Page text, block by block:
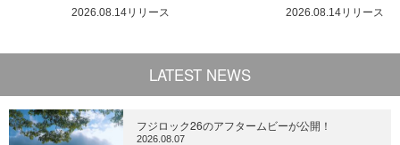
2026.08.14リリース
2026.08.14リリース
LATEST NEWS
フジロック26のアフタームビーが公開！
2026.08.07